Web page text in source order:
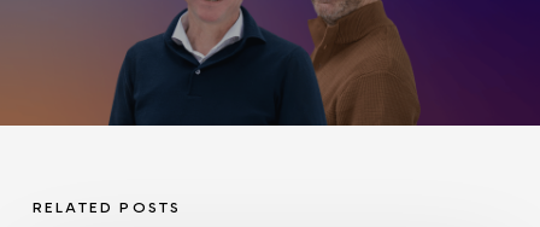
RELATED POSTS